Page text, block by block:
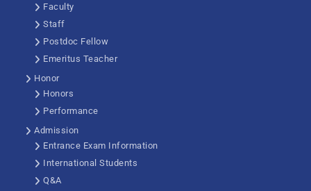
Faculty
Staff
Postdoc Fellow
Emeritus Teacher
Honor
Honors
Performance
Admission
Entrance Exam Information
International Students
Q&A